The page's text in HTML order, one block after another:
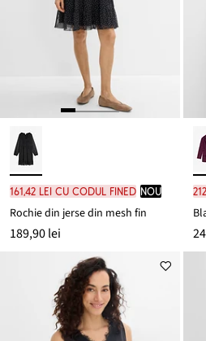
161,42 lei cu codul FINED nou
Rochie din jerse din mesh fin
189,90 lei